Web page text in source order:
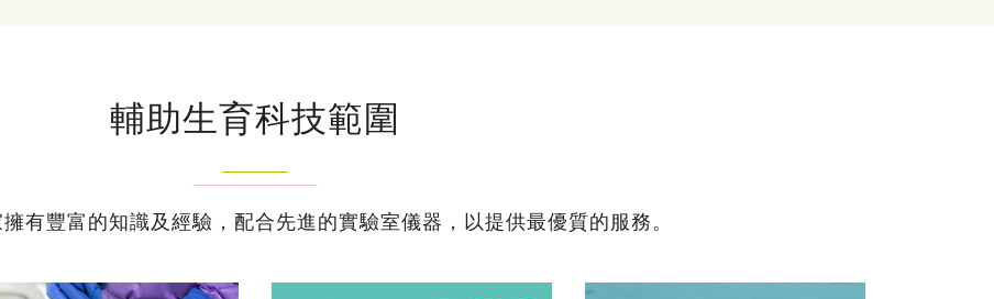
輔助生育科技範圍
有豐富的知識及經驗，配合先進的實驗室儀器，以提供最優質的服務。